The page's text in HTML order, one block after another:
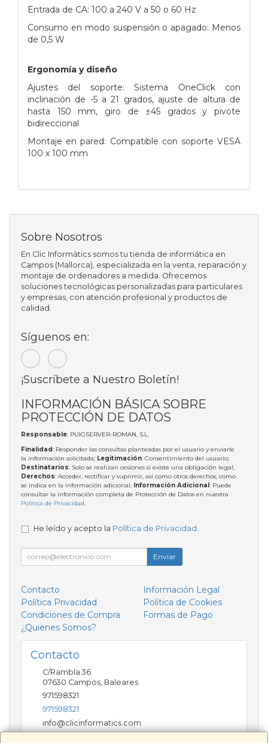
Entrada de CA: 100 a 240 V a 50 o 60 Hz
Consumo en modo suspensión o apagado: Menos
de 0,5 W
Ergonomía y diseño
Ajustes del soporte: Sistema OneClick con
inclinación de -5 a 21 grados, ajuste de altura de
hasta 150 mm, giro de ±45 grados y pivote
bidireccional
Montaje en pared: Compatible con soporte VESA
100 x 100 mm
Sobre Nosotros
En Clic Informàtics somos tu tienda de informática en
Campos (Mallorca), especializada en la venta, reparación y
montaje de ordenadores a medida. Ofrecemos
soluciones tecnológicas personalizadas para particulares
y empresas, con atención profesional y productos de
calidad.
Síguenos en:
¡Suscríbete a Nuestro Boletín!
INFORMACIÓN BÁSICA SOBRE
PROTECCIÓN DE DATOS
Responsable: PUIGSERVER-ROMAN, S.L.
Finalidad: Responder las consultas planteadas por el usuario y enviarle
la información solicitada; Legitimación: Consentimiento del usuario;
Destinatarios: Solo se realizan cesiones si existe una obligación legal;
Derechos: Acceder, rectificar y suprimir, así como otros derechos, como
se indica en la información adicional; Información Adicional: Puede
consultar la información completa de Protección de Datos en nuestra
Política de Privacidad.
He leído y acepto la Política de Privacidad
Enviar
Contacto
Información Legal
Política Privacidad
Política de Cookies
Condiciones de Compra
Formas de Pago
¿Quienes Somos?
Contacto
C/Rambla 36
07630 Campos Baleares
971598321
971598321
info@clicinformatics.com